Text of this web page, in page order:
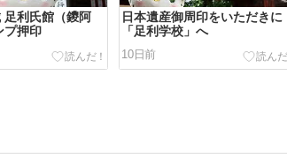
足利氏館（鑁阿
プ押印
日本遺産御周印をいただきに
「足利学校」へ
10日前